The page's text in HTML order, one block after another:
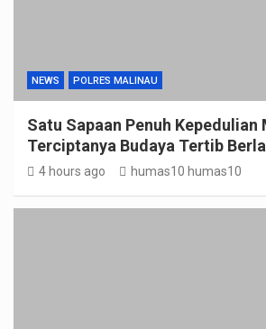
NEWS POLRES MALINAU
Satu Sapaan Penuh Kepedulian
Terciptanya Budaya Tertib
4 hours ago humas10 humas10